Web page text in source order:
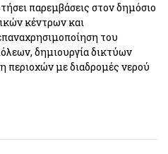
παρεμβάσεις στον δημόσιο
κέντρων και
του
δημιουργία δικτύων
περιοχών με διαδρομές νερού